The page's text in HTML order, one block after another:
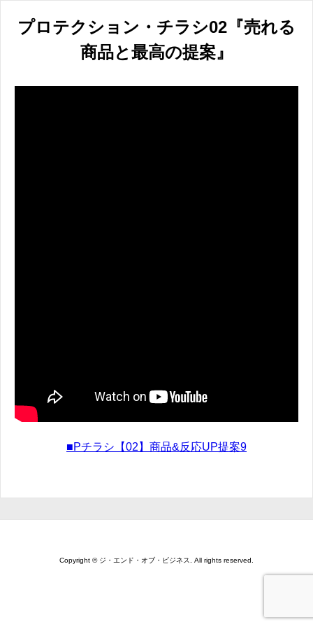
プロテクション・チラシ02『売れる
商品と最高の提案』
■Pチラシ【02】商品&反応UP提案9
Copyright © ジ・エンド・オブ・ビジネス. All rights reserved.